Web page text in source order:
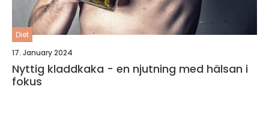
Diet
17. January 2024
Nyttig kladdkaka - en njutning med hälsan i
fokus